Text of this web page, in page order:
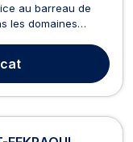
au barreau de
les domaines
d’erreur
et maté...